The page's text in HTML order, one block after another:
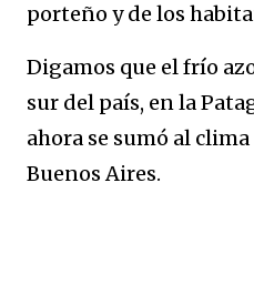
porteño y de los
Digamos que el frío
sur del país, en la
ahora se sumó al
Buenos Aires.